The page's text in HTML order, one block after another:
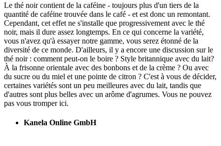
Le thé noir contient de la caféine - toujours plus d'un tiers de la
quantité de caféine trouvée dans le café - et est donc un remontant.
Cependant, cet effet ne s'installe que progressivement avec le thé
noir, mais il dure assez longtemps. En ce qui concerne la variété,
vous n'avez qu'à essayer notre gamme, vous serez étonné de la
diversité de ce monde. D'ailleurs, il y a encore une discussion sur le
thé noir : comment peut-on le boire ? Style britannique avec du lait?
À la frisonne orientale avec des bonbons et de la crème ? Ou avec
du sucre ou du miel et une pointe de citron ? C'est à vous de décider,
certaines variétés sont un peu meilleures avec du lait, tandis que
d'autres sont plus belles avec un arôme d'agrumes. Vous ne pouvez
pas vous tromper ici.
Kanela Online GmbH